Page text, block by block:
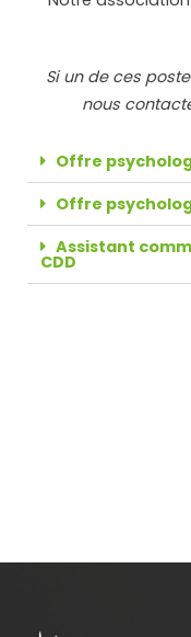
Si un de ces
nous
Offre
Offre
Assistant
CDD